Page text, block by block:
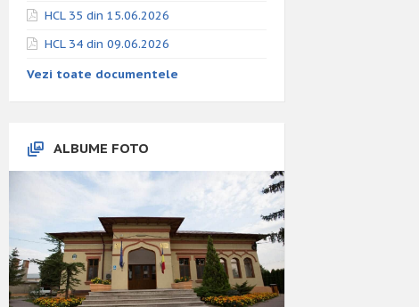
HCL 35 din 15.06.2026
HCL 34 din 09.06.2026
Vezi toate documentele
ALBUME FOTO